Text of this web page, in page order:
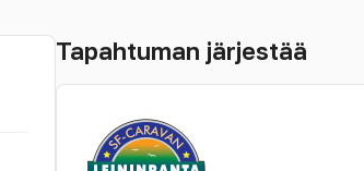
Tapahtuman järjestää